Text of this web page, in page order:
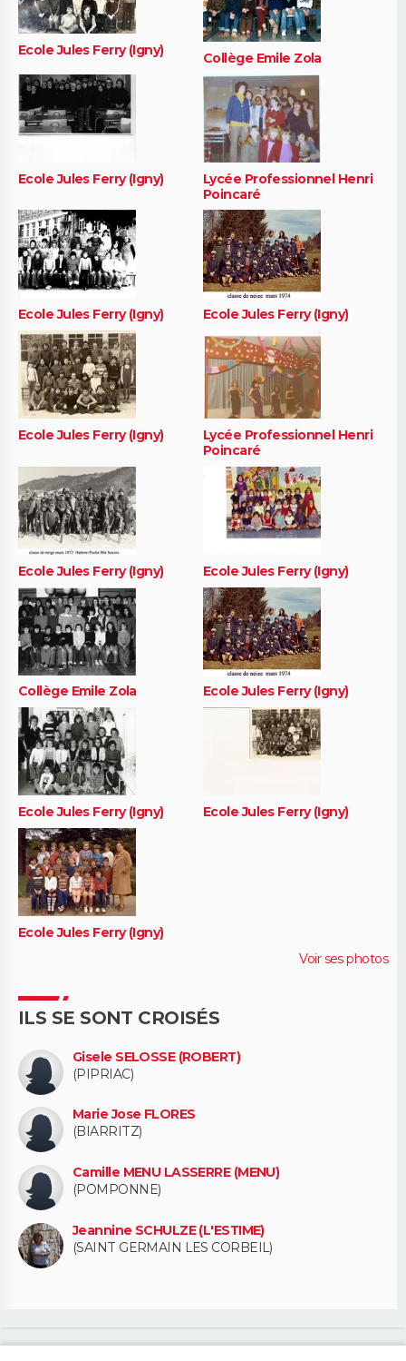
Ecole Jules Ferry (Igny) Collège Emile Zola
Ecole Jules Ferry (Igny)
Lycée Professionnel Henri
Poincaré
Ecole Jules Ferry (Igny) Ecole Jules Ferry (Igny)
Ecole Jules Ferry (Igny)
Lycée Professionnel Henri
Poincaré
Ecole Jules Ferry (Igny) Ecole Jules Ferry (Igny)
Collège Emile Zola Ecole Jules Ferry (Igny)
Ecole Jules Ferry (Igny) Ecole Jules Ferry (Igny)
Ecole Jules Ferry (Igny)
Voir ses photos
ILS SE SONT CROISÉS
Gisele SELOSSE (ROBERT)
(PIPRIAC)
Marie Jose FLORES
(BIARRITZ)
Camille MENU LASSERRE (MENU)
(POMPONNE)
Jeannine SCHULZE (L'ESTIME)
(SAINT GERMAIN LES CORBEIL)